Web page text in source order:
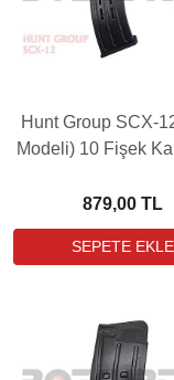
Hunt Group SCX-
Modeli) 10 Fişek
Şarjör
879,00 TL